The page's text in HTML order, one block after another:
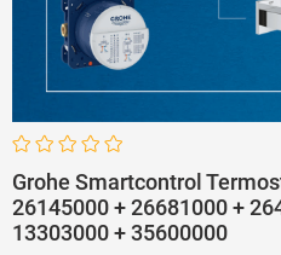
Grohe Smartcontrol
26145000 + 26681000 +
13303000 + 35600000